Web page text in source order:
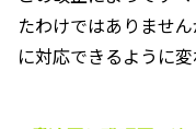
たわけではありませ
に対応できるように変